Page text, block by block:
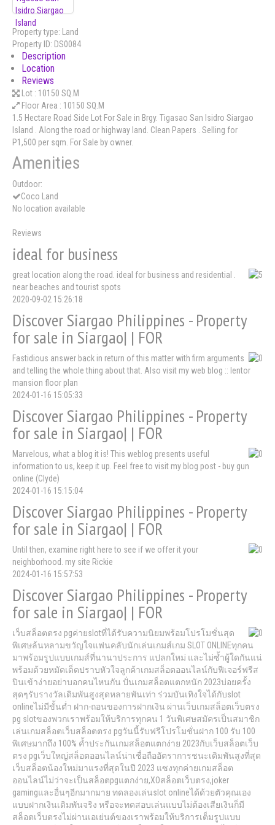
Property type:
Land
Property ID: DS0084
Description
Location
Reviews
Lot : 10150 SQ.M
Floor Area : 10150 SQ.M
1.5 Hectare Road Side Lot For Sale in Brgy. Tigasao San Isidro Siargao
Island . Along the road or highway land. Clean Papers . Selling for
P1,500 per sqm. For Sale by owner.
Amenities
Outdoor:
Coco Land
No location available
Reviews
ideal for business
great location along the road. ideal for business and residential .
near beaches and tourist spots
2020-09-02 15:26:18
Discover Siargao Philippines - Property
for sale in Siargao| | FOR
Fastidious answer back in return of this matter with firm arguments
and telling the whole thing about that. Also visit my web blog :: lentor
mansion floor plan
2024-01-16 15:05:33
Discover Siargao Philippines - Property
for sale in Siargao| | FOR
Marvelous, what a blog it is! This weblog presents useful
information to us, keep it up. Feel free to visit my blog post - buy gun
online (Clyde)
2024-01-16 15:15:04
Discover Siargao Philippines - Property
for sale in Siargao| | FOR
Until then, examine right here to see if we offer it your
neighborhood. my site Rickie
2024-01-16 15:57:53
Discover Siargao Philippines - Property
for sale in Siargao| | FOR
เว็บสล็อตตรง pgค่ายslotที่ได้รับความนิยมพร้อมโปรโมชั่นสุด
พิเศษล้นหลามขวัญใจแฟนคลับนักเล่นเกมส์เกม SLOT ONLINEทุกคน
มาพร้อมรูปแบบเกมส์ที่นานาประการ แปลกใหม่ และไม่ซ้ำผู้ใดกันแน่
พร้อมด้วยหมัดเด็ดปราบหัวใจลูกค้าเกมสล็อตออนไลน์กับฟีเจอร์ฟรีส
ปินเข้าง่ายอย่าบอกคนไหนกัน ปั่นเกมสล็อตแตกหนัก 2023บ่อยครั้ง
สุดๆรับรางวัลเดิมพันสูงสุดหลายพันเท่า ร่วมบันเทิงใจได้กับslot
onlineไม่มีขั้นต่ำ ฝาก-ถอนของการฝากเงิน ผ่านเว็บเกมสล็อตเว็บตรง
pg slotของพวกเราพร้อมให้บริการทุกคน 1 วันพิเศษสมัครเป็นสมาชิก
เล่นเกมสล็อตเว็บสล็อตตรง pgวันนี้รับฟรีโปรโมชั่นฝาก 100 รับ 100
พิเศษมากถึง 100% ค้ำประกันเกมสล็อตแตกง่าย 2023กับเว็บสล็อตเว็บ
ตรง pgเว็บใหญ่สล็อตออนไลน์น่าเชื่อถืออัตราการชนะเดิมพันสูงที่สุด
เว็บสล็อตน้องใหม่มาแรงที่สุดในปี 2023 แซงทุกค่ายเกมสล็อต
ออนไลน์ไม่ว่าจะเป็นสล็อตpgแตกง่าย,XOสล็อตเว็บตรง,joker
gamingและอื่นๆอีกมากมาย ทดลองเล่นslot onlineได้ด้วยตัวคุณเอง
แบบฝากเงินเดิมพันจริง หรือจะทดสอบเล่นแบบไม่ต้องเสียเงินก็มี
สล็อตเว็บตรงไม่ผ่านเอเย่นต์ของเราพร้อมให้บริการเต็มรูปแบบ